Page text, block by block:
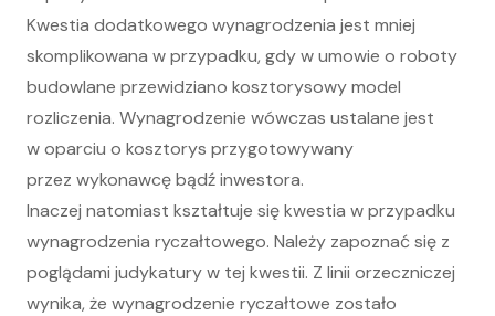
Kwestia dodatkowego wynagrodzenia jest mniej
skomplikowana w przypadku, gdy w umowie o roboty
budowlane przewidziano kosztorysowy model
rozliczenia. Wynagrodzenie wówczas ustalane jest
w oparciu o kosztorys przygotowywany
przez wykonawcę bądź inwestora.
Inaczej natomiast kształtuje się kwestia w przypadku
wynagrodzenia ryczałtowego. Należy zapoznać się z
poglądami judykatury w tej kwestii. Z linii orzeczniczej
wynika, że wynagrodzenie ryczałtowe zostało